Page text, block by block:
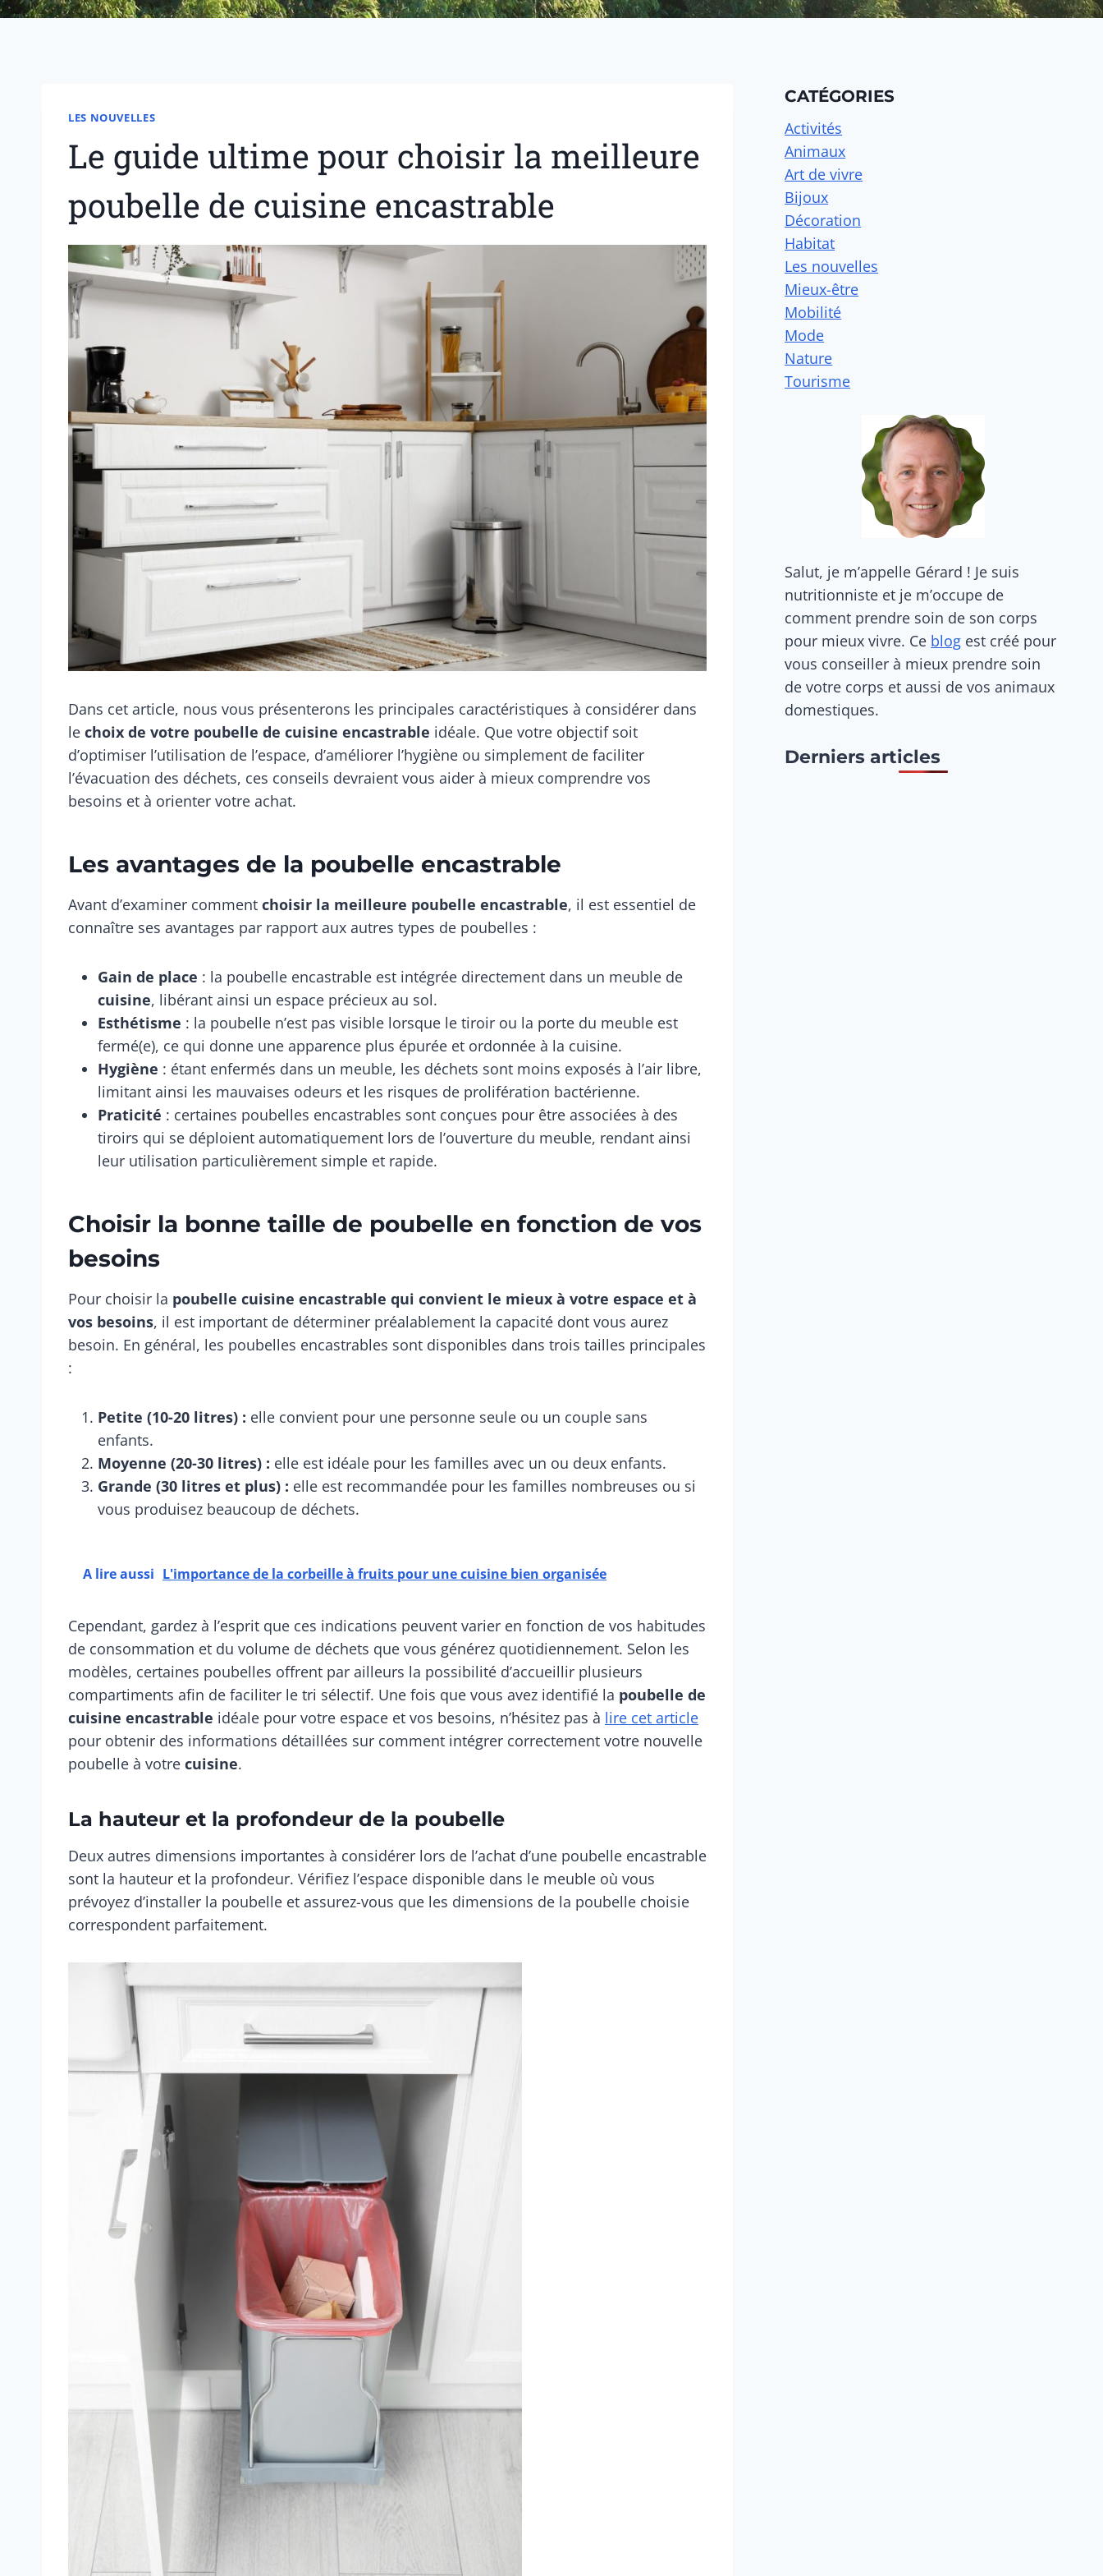
LES NOUVELLES
Le guide ultime pour choisir la meilleure
poubelle de cuisine encastrable
Dans cet article, nous vous présenterons les principales caractéristiques à considérer dans
le choix de votre poubelle de cuisine encastrable idéale. Que votre objectif soit
d’optimiser l’utilisation de l’espace, d’améliorer l’hygiène ou simplement de faciliter
l’évacuation des déchets, ces conseils devraient vous aider à mieux comprendre vos
besoins et à orienter votre achat.
Les avantages de la poubelle encastrable
Avant d’examiner comment choisir la meilleure poubelle encastrable, il est essentiel de
connaître ses avantages par rapport aux autres types de poubelles :
Gain de place : la poubelle encastrable est intégrée directement dans un meuble de
cuisine, libérant ainsi un espace précieux au sol.
Esthétisme : la poubelle n’est pas visible lorsque le tiroir ou la porte du meuble est
fermé(e), ce qui donne une apparence plus épurée et ordonnée à la cuisine.
Hygiène : étant enfermés dans un meuble, les déchets sont moins exposés à l’air libre,
limitant ainsi les mauvaises odeurs et les risques de prolifération bactérienne.
Praticité : certaines poubelles encastrables sont conçues pour être associées à des
tiroirs qui se déploient automatiquement lors de l’ouverture du meuble, rendant ainsi
leur utilisation particulièrement simple et rapide.
Choisir la bonne taille de poubelle en fonction de vos
besoins
Pour choisir la poubelle cuisine encastrable qui convient le mieux à votre espace et à
vos besoins, il est important de déterminer préalablement la capacité dont vous aurez
besoin. En général, les poubelles encastrables sont disponibles dans trois tailles principales
:
Petite (10-20 litres) : elle convient pour une personne seule ou un couple sans
enfants.
Moyenne (20-30 litres) : elle est idéale pour les familles avec un ou deux enfants.
Grande (30 litres et plus) : elle est recommandée pour les familles nombreuses ou si
vous produisez beaucoup de déchets.
A lire aussi L'importance de la corbeille à fruits pour une cuisine bien organisée
Cependant, gardez à l’esprit que ces indications peuvent varier en fonction de vos habitudes
de consommation et du volume de déchets que vous générez quotidiennement. Selon les
modèles, certaines poubelles offrent par ailleurs la possibilité d’accueillir plusieurs
compartiments afin de faciliter le tri sélectif. Une fois que vous avez identifié la poubelle de
cuisine encastrable idéale pour votre espace et vos besoins, n’hésitez pas à lire cet article
pour obtenir des informations détaillées sur comment intégrer correctement votre nouvelle
poubelle à votre cuisine.
La hauteur et la profondeur de la poubelle
Deux autres dimensions importantes à considérer lors de l’achat d’une poubelle encastrable
sont la hauteur et la profondeur. Vérifiez l’espace disponible dans le meuble où vous
prévoyez d’installer la poubelle et assurez-vous que les dimensions de la poubelle choisie
correspondent parfaitement.
CATÉGORIES
Activités
Animaux
Art de vivre
Bijoux
Décoration
Habitat
Les nouvelles
Mieux-être
Mobilité
Mode
Nature
Tourisme
Salut, je m’appelle Gérard ! Je suis
nutritionniste et je m’occupe de
comment prendre soin de son corps
pour mieux vivre. Ce blog est créé pour
vous conseiller à mieux prendre soin
de votre corps et aussi de vos animaux
domestiques.
Derniers articles